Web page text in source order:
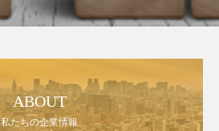
ABOUT
私たちの企業情報